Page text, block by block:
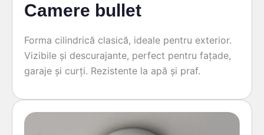
Camere bullet
Forma cilindrică clasică, ideale pentru exterior.
Vizibile și descurajante, perfect pentru fațade,
garaje și curți. Rezistente la apă și praf.